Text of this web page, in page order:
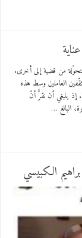
من قضية إلى أخرى.
العاملين وسط هذه
إذ ينبغي أن نقرَّ أنّ
البالغ …
الكبيسي